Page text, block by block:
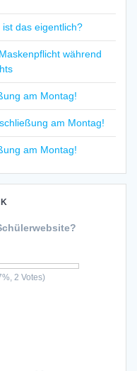
ist das eigentlich?
während
am Montag!
am Montag!
am Montag!
2 Votes)